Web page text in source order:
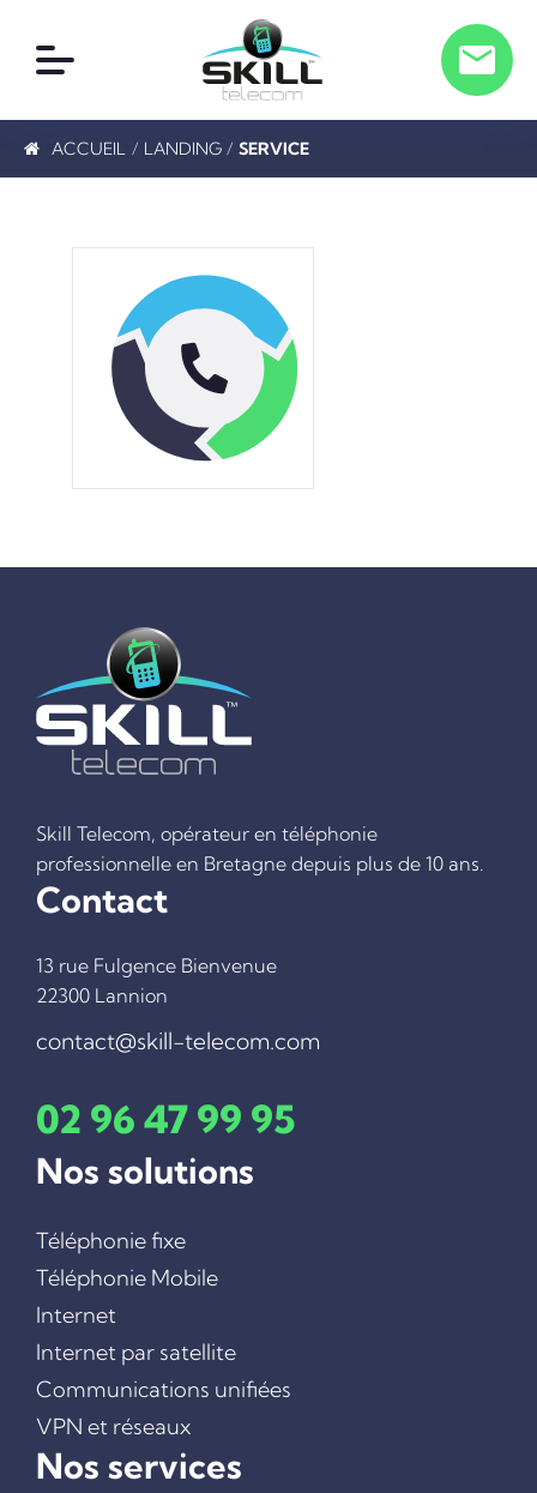
TÉLÉPHONIE FIXE
COMMUNICATIONS UNIFIÉES
VPN ET RÉSEAUX
VIDÉOSURVEILLANCE
DÉBOUCHAGE DE FOURREAUX
L’ÉQUIPE
ACCUEIL / LANDING / SERVICE
Skill Telecom, opérateur en téléphonie
professionnelle en Bretagne depuis plus de 10 ans.
Contact
13 rue Fulgence Bienvenue
22300 Lannion
contact@skill-telecom.com
02 96 47 99 95
Nos solutions
Téléphonie fixe
Téléphonie Mobile
Internet
Internet par satellite
Communications unifiées
VPN et réseaux
Nos services